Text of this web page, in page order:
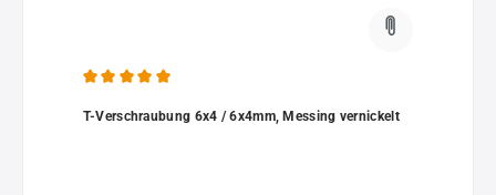
T-Verschraubung 6x4 / 6x4mm, Messing vernickelt